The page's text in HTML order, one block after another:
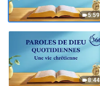
5:59
8:44